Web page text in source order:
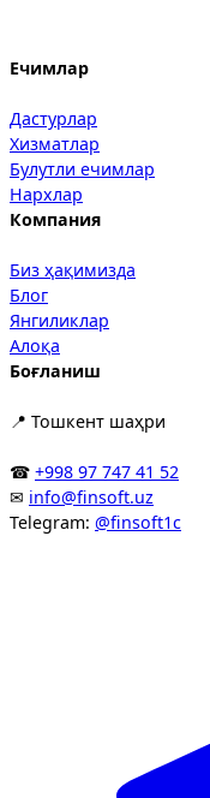
Ечимлар
Дастурлар
Хизматлар
Булутли ечимлар
Нархлар
Компания
Биз ҳақимизда
Блог
Янгиликлар
Алоқа
Боғланиш
📍 Тошкент шаҳри
☎ +998 97 747 41 52
✉ info@finsoft.uz
Telegram: @finsoft1c